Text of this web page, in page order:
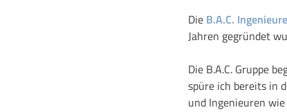
Die B.A.C. Ingenieure
Jahren gegründet
Die B.A.C. Gruppe
spüre ich bereits in
und Ingenieuren